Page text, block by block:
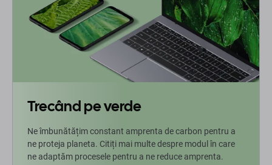
Trecând pe verde
Ne îmbunătățim constant amprenta de carbon pentru a
ne proteja planeta. Citiți mai multe despre modul în care
ne adaptăm procesele pentru a ne reduce amprenta.